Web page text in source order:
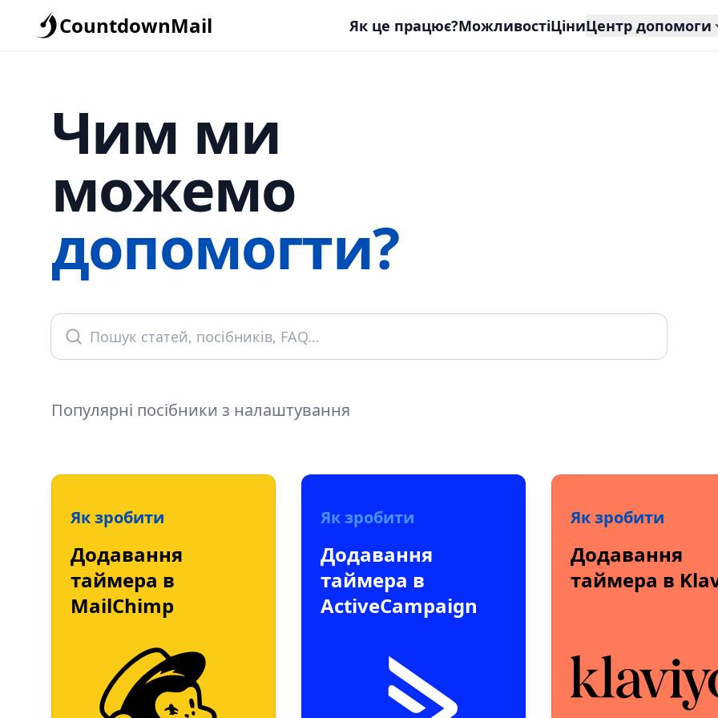
CountdownMail Як це працює?МожливостіЦіниЦентр допомоги
Чим ми
можемо
допомогти?
Популярні посібники з налаштування
Як зробити
Додавання
таймера в
MailChimp
Як зробити
Додавання
таймера в
ActiveCampaign
Як зробити
Додавання
таймера в